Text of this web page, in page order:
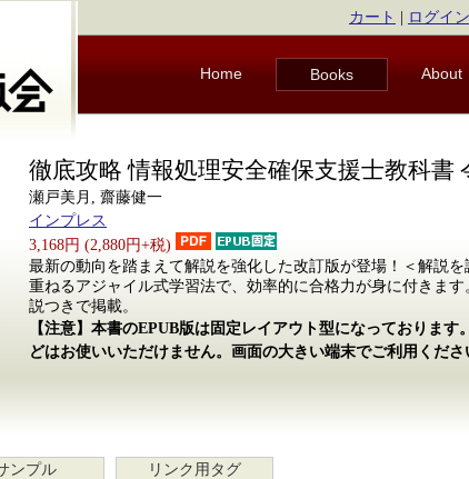
カート ログイン
Home Books About
徹底攻略 情報処理安全確保支援士教科書
瀬戸美月, 齋藤健一
インプレス
3,168円 (2,880円+税)
最新の動向を踏まえて解説を強化した改訂版が登場！＜解説
重ねるアジャイル式学習法で、効率的に合格力が身に付きま
説つきで掲載。
【注意】本書のEPUB版は固定レイアウト型になっておりま
どはお使いいただけません。画面の大きい端末でご利用くださ
ンプル リンク用タグ